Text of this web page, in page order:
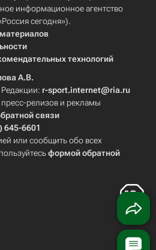
информационное агентство
сегодня»).
технологий
А.В.
r-sport.internet@ria.ru
релизов и рекламы
связи
645-6601
или сообщить обо всех
формой обратной